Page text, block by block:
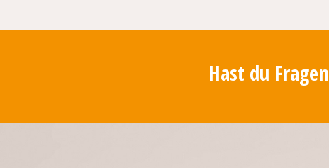
Hast du